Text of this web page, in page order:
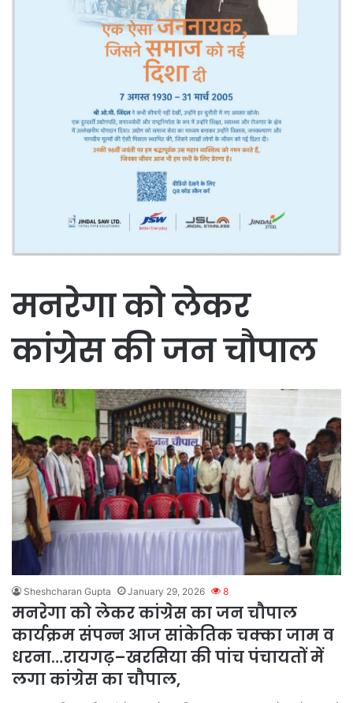
मनरेगा को लेकर
कांग्रेस की जन चौपाल
Sheshcharan Gupta January 29, 2026 8
मनरेगा को लेकर कांग्रेस का जन चौपाल
कार्यक्रम संपन्न आज सांकेतिक चक्का जाम व
धरना…रायगढ़–खरसिया की पांच पंचायतों में
लगा कांग्रेस का चौपाल,